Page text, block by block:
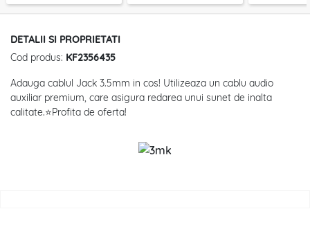
DETALII SI PROPRIETATI
Cod produs: KF2356435
Adauga cablul Jack 3.5mm in cos! Utilizeaza un cablu audio
auxiliar premium, care asigura redarea unui sunet de inalta
calitate.⭐Profita de oferta!